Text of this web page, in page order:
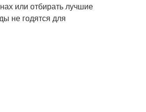
или отбирать лучшие
не годятся для